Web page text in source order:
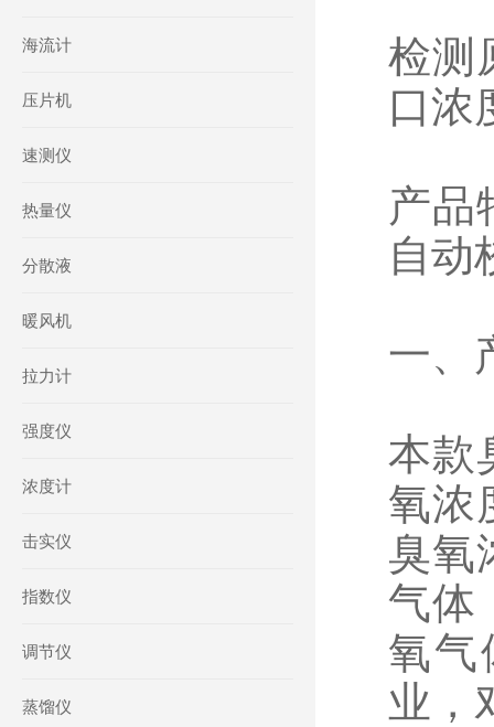
海流计
压片机
速测仪
热量仪
分散液
暖风机
拉力计
强度仪
浓度计
击实仪
指数仪
调节仪
蒸馏仪
检测
口浓
产品
自动
一、
本款
氧浓
臭氧
气体
氧气
业，